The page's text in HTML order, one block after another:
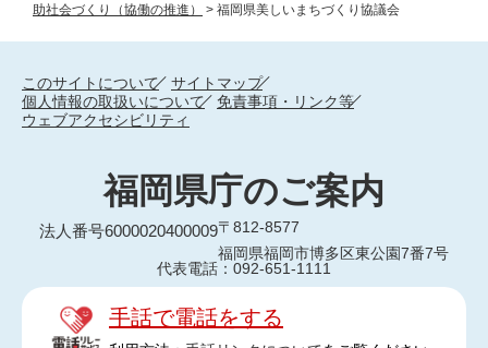
助社会づくり（協働の推進）
> 福岡県美しいまちづくり協議会
このサイトについて
サイトマップ
個人情報の取扱いについて
免責事項・リンク等
ウェブアクセシビリティ
福岡県庁のご案内
法人番号6000020400009〒812-8577
福岡県福岡市博多区東公園7番7号
代表電話：092-651-1111
手話で電話をする